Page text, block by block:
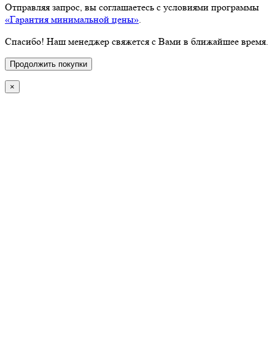
Отправляя запрос, вы соглашаетесь с условиями программы
«Гарантия минимальной цены»
Спасибо! Наш менеджер свяжется с Вами в ближайшее время.
Продолжить покупки
×